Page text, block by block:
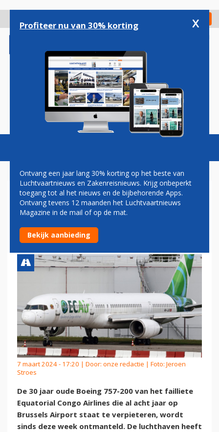
gaan
Check in
Magazine Podcasts Vacatures
NA ACHT JAAR STILSTAND
LAAT BRUSSELS AIRPORT
BOEING 757 ONTMANTELEN
7 maart 2024 - 17:20 | Door: onze redactie | Foto: Jeroen
Stroes
De 30 jaar oude Boeing 757-200 van het failliete
Equatorial Congo Airlines die al acht jaar op
Brussels Airport staat te verpieteren, wordt
sinds deze week ontmanteld. De luchthaven heeft
Profiteer nu van 30% korting x
Ontvang een jaar lang 30% korting op het beste van
Luchtvaartnieuws en Zakenreisnieuws. Krijg onbeperkt
toegang tot al het nieuws en de bijbehorende Apps.
Ontvang tevens 12 maanden het Luchtvaartnieuws
Magazine in de mail of op de mat.
Bekijk aanbieding